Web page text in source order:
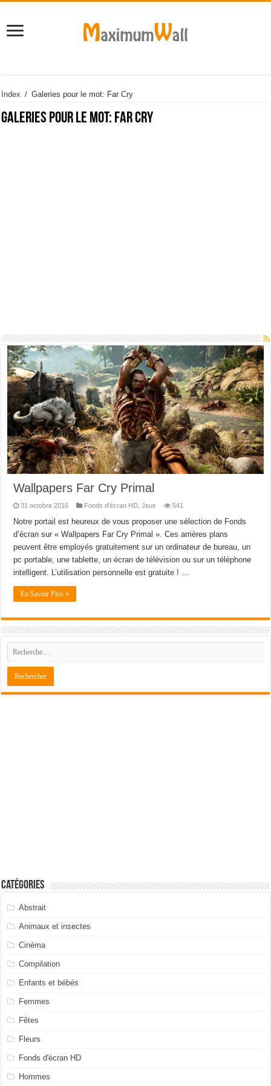
Index / Galeries pour le mot: Far Cry
Galeries pour le mot: Far Cry
Wallpapers Far Cry Primal
31 octobre 2016 Fonds d'écran HD ,Jeux 541
Notre portail est heureux de vous proposer une sélection de Fonds
d’écran sur « Wallpapers Far Cry Primal ». Ces arrières plans
peuvent être employés gratuitement sur un ordinateur de bureau, un
pc portable, une tablette, un écran de télévision ou sur un téléphone
intelligent. L’utilisation personnelle est gratuite ! …
En Savoir Plus »
Catégories
Abstrait
Animaux et insectes
Cinéma
Compilation
Enfants et bébés
Femmes
Fêtes
Fleurs
Fonds d'écran HD
Hommes